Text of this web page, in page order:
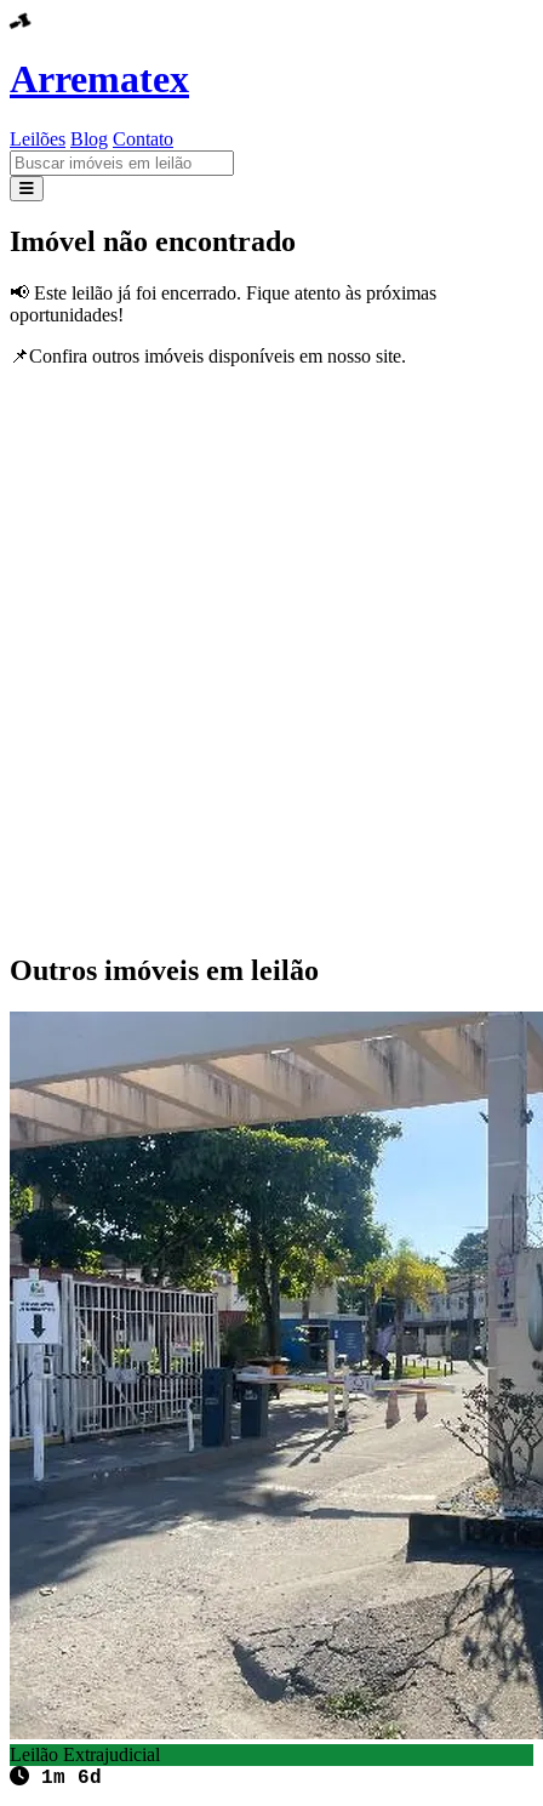
Arrematex
Leilões Blog Contato
Leilões
Imóvel não encontrado
📢 Este leilão já foi encerrado. Fique atento às próximas
oportunidades!
📌Confira outros imóveis disponíveis em nosso site.
Outros imóveis em leilão
Leilão Extrajudicial
1m 6d